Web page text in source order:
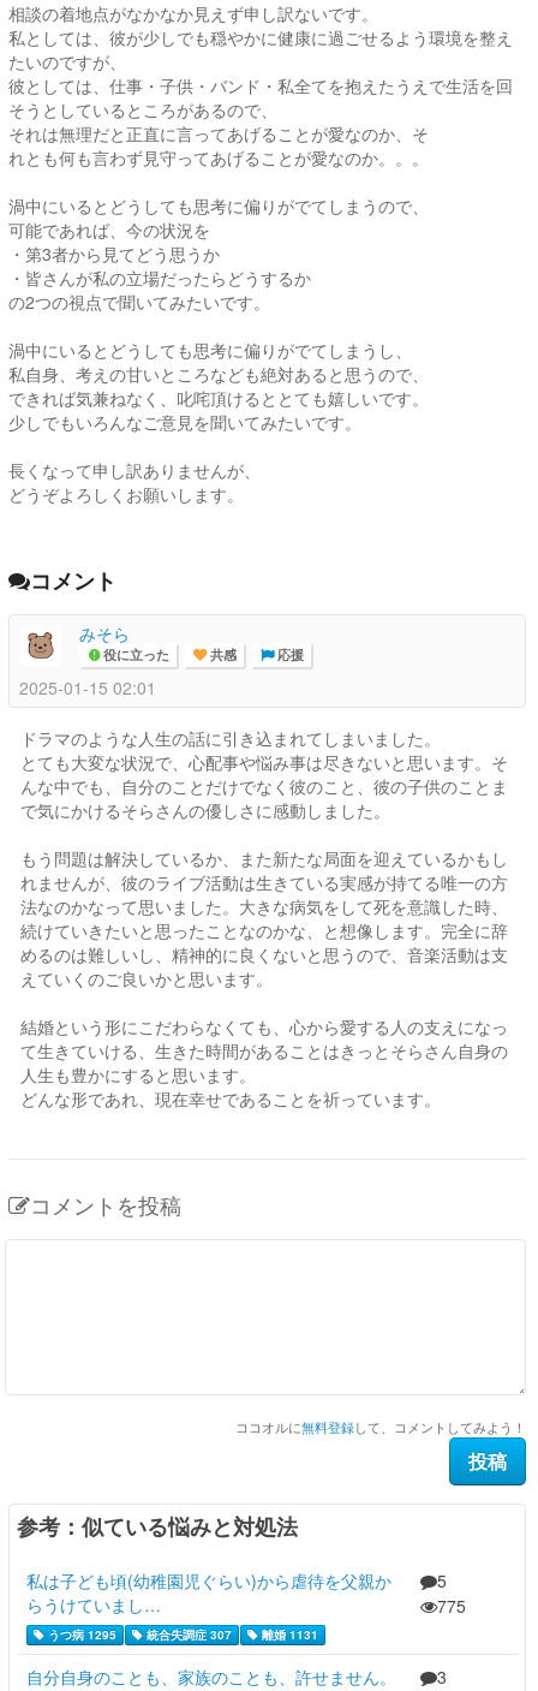
相談の着地点がなかなか見えず申し訳ないです。
私としては、彼が少しでも穏やかに健康に過ごせるよう環境を整え
たいのですが、
彼としては、仕事・子供・バンド・私全てを抱えたうえで生活を回
そうとしているところがあるので、
それは無理だと正直に言ってあげることが愛なのか、そ
れとも何も言わず見守ってあげることが愛なのか。。。
渦中にいるとどうしても思考に偏りがでてしまうので、
可能であれば、今の状況を
・第3者から見てどう思うか
・皆さんが私の立場だったらどうするか
の2つの視点で聞いてみたいです。
渦中にいるとどうしても思考に偏りがでてしまうし、
私自身、考えの甘いところなども絶対あると思うので、
できれば気兼ねなく、叱咤頂けるととても嬉しいです。
少しでもいろんなご意見を聞いてみたいです。
長くなって申し訳ありませんが、
どうぞよろしくお願いします。
コメント
みそら
役に立った 共感 応援
2025-01-15 02:01
ドラマのような人生の話に引き込まれてしまいました。
とても大変な状況で、心配事や悩み事は尽きないと思います。そ
んな中でも、自分のことだけでなく彼のこと、彼の子供のことま
で気にかけるそらさんの優しさに感動しました。
もう問題は解決しているか、また新たな局面を迎えているかもし
れませんが、彼のライブ活動は生きている実感が持てる唯一の方
法なのかなって思いました。大きな病気をして死を意識した時、
続けていきたいと思ったことなのかな、と想像します。完全に辞
めるのは難しいし、精神的に良くないと思うので、音楽活動は支
えていくのご良いかと思います。
結婚という形にこだわらなくても、心から愛する人の支えになっ
て生きていける、生きた時間があることはきっとそらさん自身の
人生も豊かにすると思います。
どんな形であれ、現在幸せであることを祈っています。
コメントを投稿
ココオルに無料登録して、コメントしてみよう！
参考：似ている悩みと対処法
私は子ども頃(幼稚園児ぐらい)から虐待を父親か
らうけていまし…
うつ病 1295 統合失調症 307 離婚 1131
5
775
自分自身のことも、家族のことも、許せません。
3